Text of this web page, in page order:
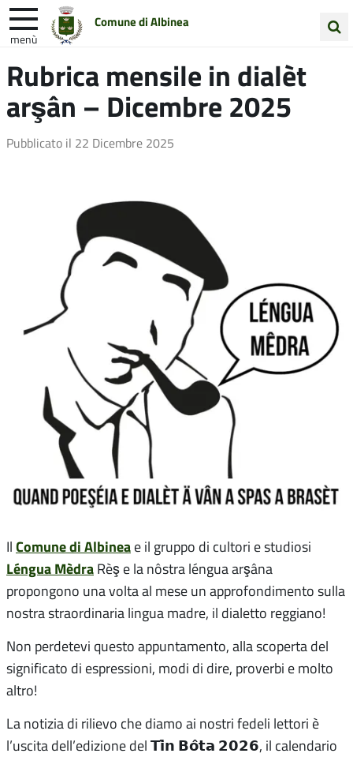
Comune di Albinea
menù
nel
sito
Entra in Comune Vivi Albinea
Unione Colline Matildiche
Rubrica mensile in dialèt
arşân – Dicembre 2025
Pubblicato il 22 Dicembre 2025
Il Comune di Albinea e il gruppo di cultori e studiosi
Léngua Mèdra Rèş e la nôstra léngua arşâna
propongono una volta al mese un approfondimento sulla
nostra straordinaria lingua madre, il dialetto reggiano!
Non perdetevi questo appuntamento, alla scoperta del
significato di espressioni, modi di dire, proverbi e molto
altro!
La notizia di rilievo che diamo ai nostri fedeli lettori è
l’uscita dell’edizione del 𝗧𝗶̂𝗻 𝗕𝗼̂𝘁𝗮 𝟮𝟬𝟮𝟲, il calendario